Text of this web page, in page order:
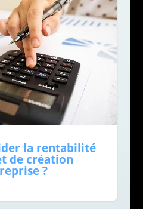
la rentabilité
de création
?